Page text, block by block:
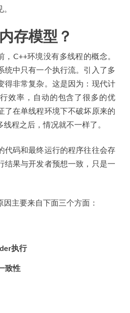
存模型？
，C++环境没有多线程的概念。
统中只有一个执行流。引入了多
得非常复杂。这是因为：现代计
效率，自动的包含了很多的优
了在单线程环境下不破坏原来的
程之后，情况就不一样了。
代码和最终运行的程序往往会存
结果与开发者预想一致，只是一
主要来自下面三个方面：
执行
致性